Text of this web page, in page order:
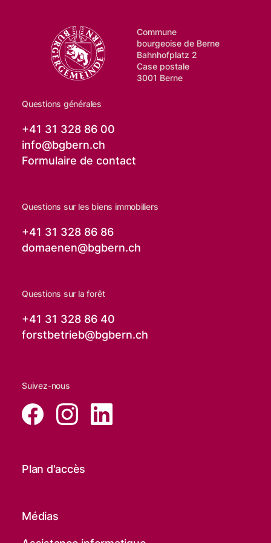
Commune
bourgeoise de Berne
Bahnhofplatz 2
Case postale
3001 Berne
Questions générales
+41 31 328 86 00
info@bgbern.ch
Formulaire de contact
Questions sur les biens immobiliers
+41 31 328 86 86
domaenen@bgbern.ch
Questions sur la forêt
+41 31 328 86 40
forstbetrieb@bgbern.ch
Suivez-nous
Plan d'accès
Médias